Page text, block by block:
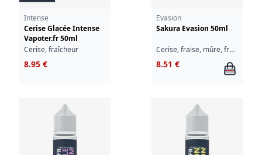
Intense
Cerise Glacée Intense
Vapoter.fr 50ml
Cerise, fraîcheur
8.95 €
Evasion
Sakura Evasion 50ml
Cerise, fraise, mûre, fraîcheur
8.51 €